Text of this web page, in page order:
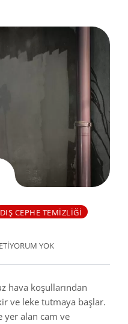
DIŞ CEPHE TEMIZLIĞI
YORUM YOK
hava koşullarından
ve leke tutmaya başlar.
yer alan cam ve